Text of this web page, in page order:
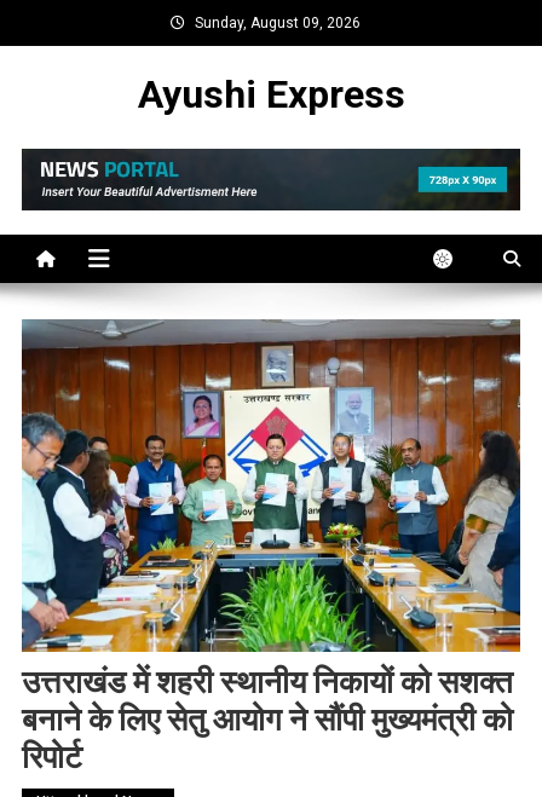
to
Sunday, August 09, 2026
Ayushi Express
उत्तराखंड में शहरी स्थानीय निकायों को सशक्त
बनाने के लिए सेतु आयोग ने सौंपी मुख्यमंत्री को
रिपोर्ट